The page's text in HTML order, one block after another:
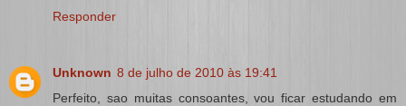
Responder
Unknown 8 de julho de 2010 às 19:41
Perfeito, sao muitas consoantes, vou ficar estudando em